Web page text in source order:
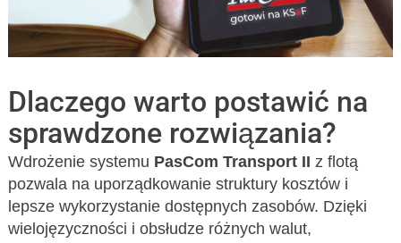
Dlaczego warto postawić na
sprawdzone rozwiązania?
Wdrożenie systemu PasCom Transport II z flotą
pozwala na uporządkowanie struktury kosztów i
lepsze wykorzystanie dostępnych zasobów. Dzięki
wielojęzyczności i obsłudze różnych walut,